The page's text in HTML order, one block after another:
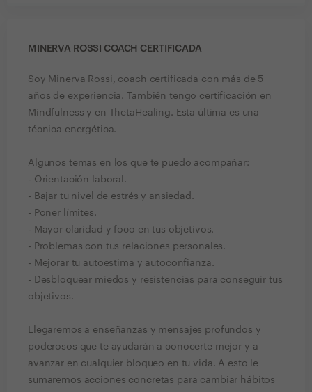
MINERVA ROSSI COACH CERTIFICADA
Soy Minerva Rossi, coach certificada con más de 5
años de experiencia. También tengo certificación en
Mindfulness y en ThetaHealing. Esta última es una
técnica energética.
Algunos temas en los que te puedo acompañar:
- Orientación laboral.
- Bajar tu nivel de estrés y ansiedad.
- Poner límites.
- Mayor claridad y foco en tus objetivos.
- Problemas con tus relaciones personales.
- Mejorar tu autoestima y autoconfianza.
- Desbloquear miedos y resistencias para conseguir tus
objetivos.
Llegaremos a enseñanzas y mensajes profundos y
poderosos que te ayudarán a conocerte mejor y a
avanzar en cualquier bloqueo en tu vida. A esto le
sumaremos acciones concretas para cambiar hábitos